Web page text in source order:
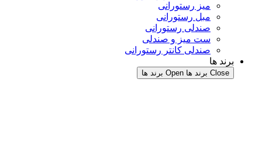
میز رستورانی
مبل رستورانی
صندلی رستورانی
ست میز و صندلی
صندلی کانتر رستورانی
Open برند ها